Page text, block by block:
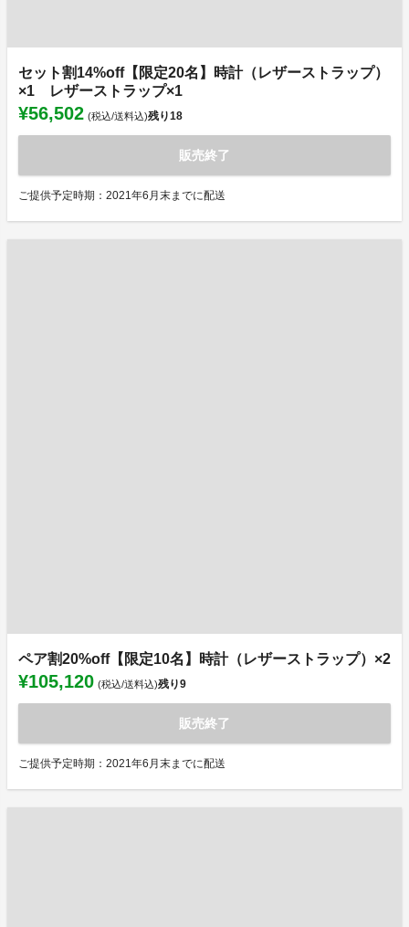
セット割14%off【限定20名】時計（レザーストラップ）
×1 レザーストラップ×1
¥56,502 (税込/送料込)残り18
販売終了
ご提供予定時期：2021年6月末までに配送
ペア割20%off【限定10名】時計（レザーストラップ）×2
¥105,120 (税込/送料込)残り9
販売終了
ご提供予定時期：2021年6月末までに配送